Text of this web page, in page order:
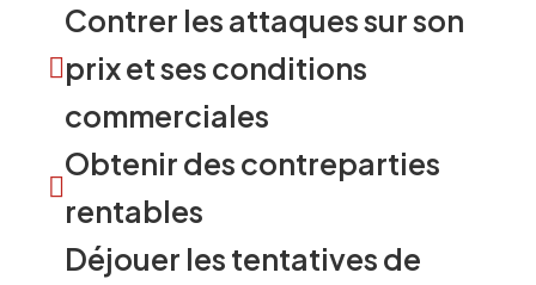
Contrer les attaques sur son
prix et ses conditions
commerciales
Obtenir des contreparties
rentables
Déjouer les tentatives de